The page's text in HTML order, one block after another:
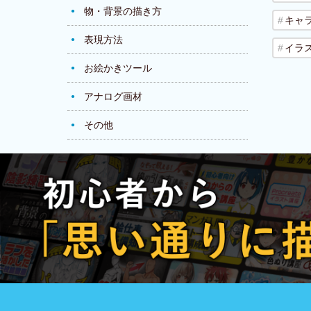
物・背景の描き方
表現方法
お絵かきツール
アナログ画材
その他
キャ
イラ